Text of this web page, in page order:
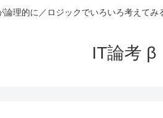
論理的に／ロジックでいろいろ考えてみ
IT論考 β